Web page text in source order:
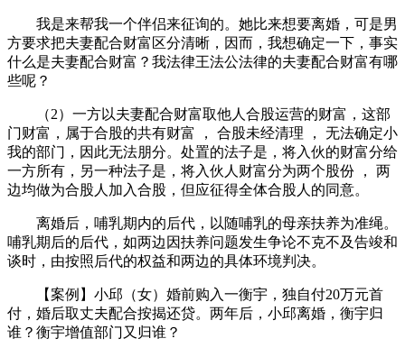
我是来帮我一个伴侣来征询的。她比来想要离婚，可是男
方要求把夫妻配合财富区分清晰，因而，我想确定一下，事实
什么是夫妻配合财富？我法律王法公法律的夫妻配合财富有哪
些呢？
（2）一方以夫妻配合财富取他人合股运营的财富，这部
门财富，属于合股的共有财富 ， 合股未经清理 ， 无法确定小
我的部门，因此无法朋分。处置的法子是，将入伙的财富分给
一方所有，另一种法子是，将入伙人财富分为两个股份 ， 两
边均做为合股人加入合股，但应征得全体合股人的同意。
离婚后，哺乳期内的后代，以随哺乳的母亲扶养为准绳。
哺乳期后的后代，如两边因扶养问题发生争论不克不及告竣和
谈时，由按照后代的权益和两边的具体环境判决。
【案例】小邱（女）婚前购入一衡宇，独自付20万元首
付，婚后取丈夫配合按揭还贷。两年后，小邱离婚，衡宇归
谁？衡宇增值部门又归谁？